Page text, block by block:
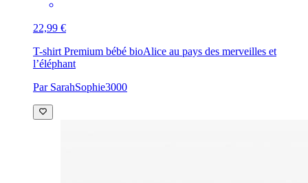
22,99 €
T-shirt Premium bébé bioAlice au pays des merveilles et
l’éléphant
Par SarahSophie3000